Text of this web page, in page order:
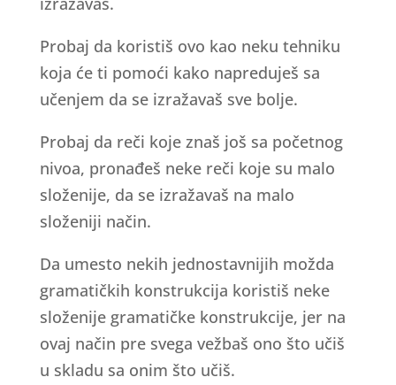
Probaj da koristiš ovo kao neku tehniku
koja će ti pomoći kako napreduješ sa
učenjem da se izražavaš sve bolje.
Probaj da reči koje znaš još sa početnog
nivoa, pronađeš neke reči koje su malo
složenije, da se izražavaš na malo
složeniji način.
Da umesto nekih jednostavnijih možda
gramatičkih konstrukcija koristiš neke
složenije gramatičke konstrukcije, jer na
ovaj način pre svega vežbaš ono što učiš
u skladu sa onim što učiš.